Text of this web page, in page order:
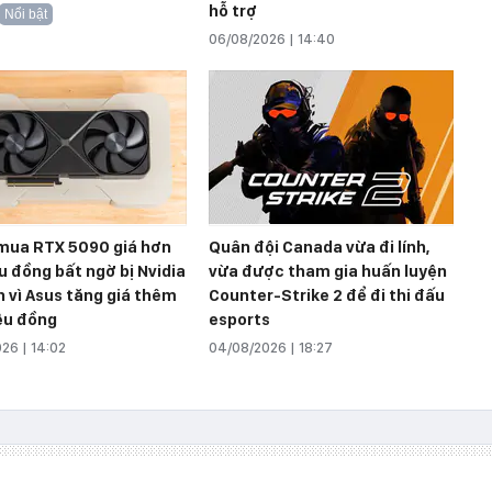
Nổi bật hỗ trợ
06/08/2026 | 14:40
RTX 5090 giá hơn
đồng bất ngờ bị Nvidia
vì Asus tăng giá thêm
đồng
| 14:02
Quân đội Canada vừa đi lính,
vừa được tham gia huấn luyện
Counter-Strike 2 để đi thi đấu
esports
04/08/2026 | 18:27